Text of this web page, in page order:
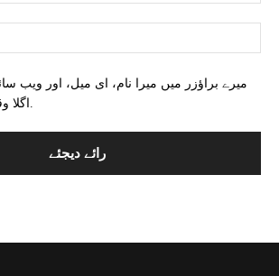
میرے براؤزر میں میرا نام، ای میل، اور ویب